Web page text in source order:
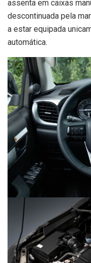
assenta em caixas
descontinuada pela
a estar equipada
automática.